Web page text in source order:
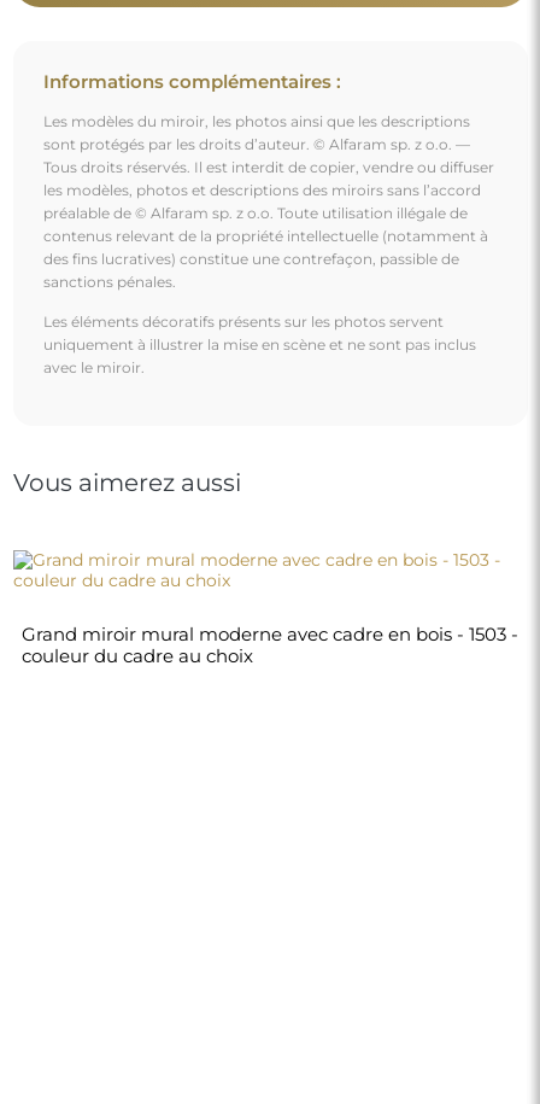
Informations complémentaires :
Les modèles du miroir, les photos ainsi que les descriptions
sont protégés par les droits d’auteur. © Alfaram sp. z o.o. —
Tous droits réservés. Il est interdit de copier, vendre ou diffuser
les modèles, photos et descriptions des miroirs sans l’accord
préalable de © Alfaram sp. z o.o. Toute utilisation illégale de
contenus relevant de la propriété intellectuelle (notamment à
des fins lucratives) constitue une contrefaçon, passible de
sanctions pénales.
Les éléments décoratifs présents sur les photos servent
uniquement à illustrer la mise en scène et ne sont pas inclus
avec le miroir.
Vous aimerez aussi
Grand miroir mural moderne avec cadre en bois - 1503 -
couleur du cadre au choix